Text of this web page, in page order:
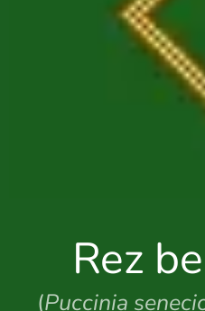
Rez
(Puccinia